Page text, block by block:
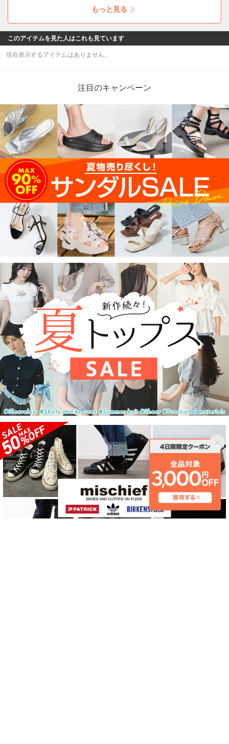
フリース素材がアッパー全体を覆い、立体的な
耳や鼻、愛らしい目がデザインされた一足が登
場！
もっと見る
このアイテムを見た人はこれも見ています
現在表示するアイテムはありません。
注目のキャンペーン